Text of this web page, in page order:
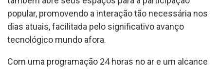
popular, promovendo a interação tão necessária nos
dias atuais, facilitada pelo significativo avanço
tecnológico mundo afora.
Com uma programação 24 horas no ar e um alcance